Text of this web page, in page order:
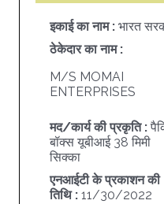
इकाई का नाम : भारत
ठेकेदार का नाम :
M/S MOMAI
ENTERPRISES
मद/कार्य की प्रकृति :
बॉक्स यूबीआई 38 मिमी
सिक्का
एनआईटी के प्रकाशन की
तिथि : 11/30/2022